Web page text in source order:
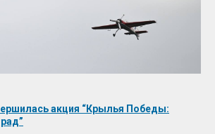
акция “Крылья Победы: